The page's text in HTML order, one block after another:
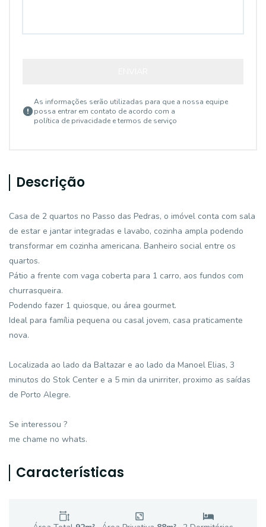
As informações serão utilizadas para que a nossa equipe
possa entrar em contato de acordo com a
política de privacidade e termos de serviço
Descrição
Casa de 2 quartos no Passo das Pedras, o imóvel conta com sala
de estar e jantar integradas e lavabo, cozinha ampla podendo
transformar em cozinha americana. Banheiro social entre os
quartos.
Pátio a frente com vaga coberta para 1 carro, aos fundos com
churrasqueira.
Podendo fazer 1 quiosque, ou área gourmet.
Ideal para família pequena ou casal jovem, casa praticamente
nova.
Localizada ao lado da Baltazar e ao lado da Manoel Elias, 3
minutos do Stok Center e a 5 min da unirriter, proximo as saídas
de Porto Alegre.
Se interessou ?
me chame no whats.
Características